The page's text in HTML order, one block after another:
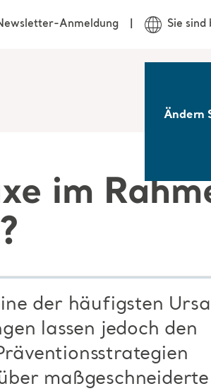
Anmeldung Sie
Ändern
im
der häufigsten
lassen jedoch den
maßgeschneiderte